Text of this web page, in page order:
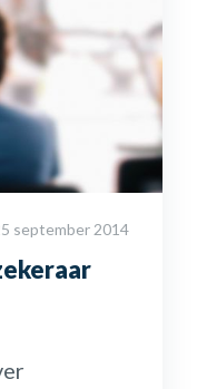
september 2014